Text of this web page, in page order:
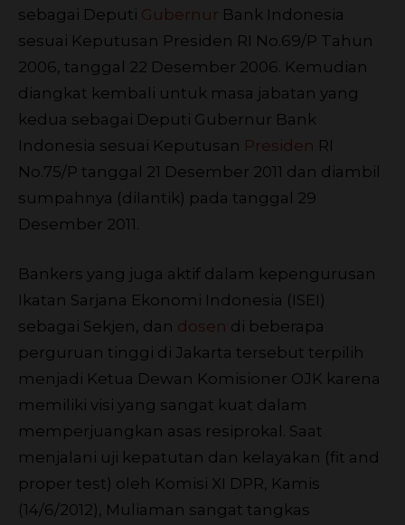
sebagai Deputi Gubernur Bank Indonesia
sesuai Keputusan Presiden RI No.69/P Tahun
2006, tanggal 22 Desember 2006. Kemudian
diangkat kembali untuk masa jabatan yang
kedua sebagai Deputi Gubernur Bank
Indonesia sesuai Keputusan Presiden RI
No.75/P tanggal 21 Desember 2011 dan diambil
sumpahnya (dilantik) pada tanggal 29
Desember 2011.
Bankers yang juga aktif dalam kepengurusan
Ikatan Sarjana Ekonomi Indonesia (ISEI)
sebagai Sekjen, dan dosen di beberapa
perguruan tinggi di Jakarta tersebut terpilih
menjadi Ketua Dewan Komisioner OJK karena
memiliki visi yang sangat kuat dalam
memperjuangkan asas resiprokal. Saat
menjalani uji kepatutan dan kelayakan (fit and
proper test) oleh Komisi XI DPR, Kamis
(14/6/2012), Muliaman sangat tangkas